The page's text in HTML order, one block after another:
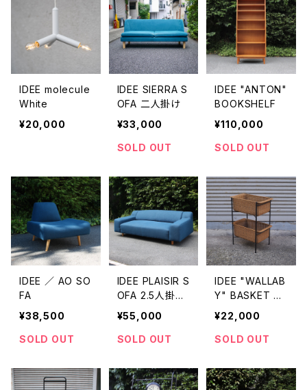
IDEE molecule
White
¥20,000
IDEE SIERRA S
OFA 二人掛け
¥33,000
SOLD OUT
IDEE "ANTON"
BOOKSHELF
¥110,000
SOLD OUT
IDEE ／ AO SO
FA
¥38,500
SOLD OUT
IDEE PLAISIR S
OFA 2.5人掛け
ソファ
¥55,000
SOLD OUT
IDEE "WALLAB
Y" BASKET ST
AND
¥22,000
SOLD OUT